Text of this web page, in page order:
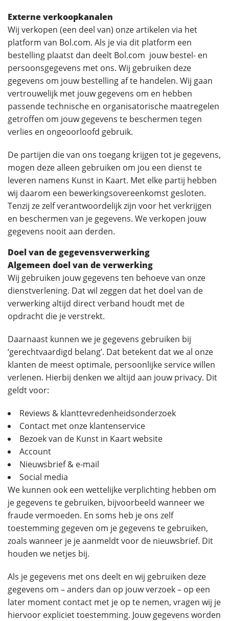
Externe verkoopkanalen
Wij verkopen (een deel van) onze artikelen via het
platform van Bol.com. Als je via dit platform een
bestelling plaatst dan deelt Bol.com jouw bestel- en
persoonsgegevens met ons. Wij gebruiken deze
gegevens om jouw bestelling af te handelen. Wij gaan
vertrouwelijk met jouw gegevens om en hebben
passende technische en organisatorische maatregelen
getroffen om jouw gegevens te beschermen tegen
verlies en ongeoorloofd gebruik.
De partijen die van ons toegang krijgen tot je gegevens,
mogen deze alleen gebruiken om jou een dienst te
leveren namens Kunst in Kaart. Met elke partij hebben
wij daarom een bewerkingsovereenkomst gesloten.
Tenzij ze zelf verantwoordelijk zijn voor het verkrijgen
en beschermen van je gegevens. We verkopen jouw
gegevens nooit aan derden.
Doel van de gegevensverwerking
Algemeen doel van de verwerking
Wij gebruiken jouw gegevens ten behoeve van onze
dienstverlening. Dat wil zeggen dat het doel van de
verwerking altijd direct verband houdt met de
opdracht die je verstrekt.
Daarnaast kunnen we je gegevens gebruiken bij
‘gerechtvaardigd belang’. Dat betekent dat we al onze
klanten de meest optimale, persoonlijke service willen
verlenen. Hierbij denken we altijd aan jouw privacy. Dit
geldt voor:
Reviews & klanttevredenheidsonderzoek
Contact met onze klantenservice
Bezoek van de Kunst in Kaart website
Account
Nieuwsbrief & e-mail
Social media
We kunnen ook een wettelijke verplichting hebben om
je gegevens te gebruiken, bijvoorbeeld wanneer we
fraude vermoeden. En soms heb je ons zelf
toestemming gegeven om je gegevens te gebruiken,
zoals wanneer je je aanmeldt voor de nieuwsbrief. Dit
houden we netjes bij.
Als je gegevens met ons deelt en wij gebruiken deze
gegevens om – anders dan op jouw verzoek – op een
later moment contact met je op te nemen, vragen wij je
hiervoor expliciet toestemming. Jouw gegevens worden